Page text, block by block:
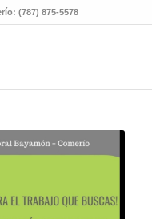
(787) 875-5578